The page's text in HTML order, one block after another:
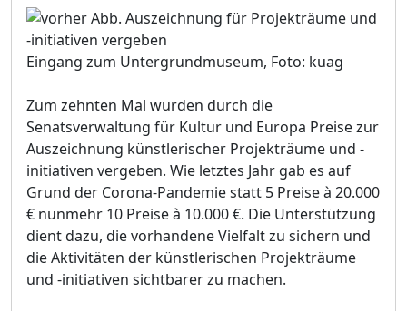
Eingang zum Untergrundmuseum, Foto: kuag
Zum zehnten Mal wurden durch die
Senatsverwaltung für Kultur und Europa Preise zur
Auszeichnung künstlerischer Projekträume und -
initiativen vergeben. Wie letztes Jahr gab es auf
Grund der Corona-Pandemie statt 5 Preise à 20.000
€ nunmehr 10 Preise à 10.000 €. Die Unterstützung
dient dazu, die vorhandene Vielfalt zu sichern und
die Aktivitäten der künstlerischen Projekträume
und -initiativen sichtbarer zu machen.